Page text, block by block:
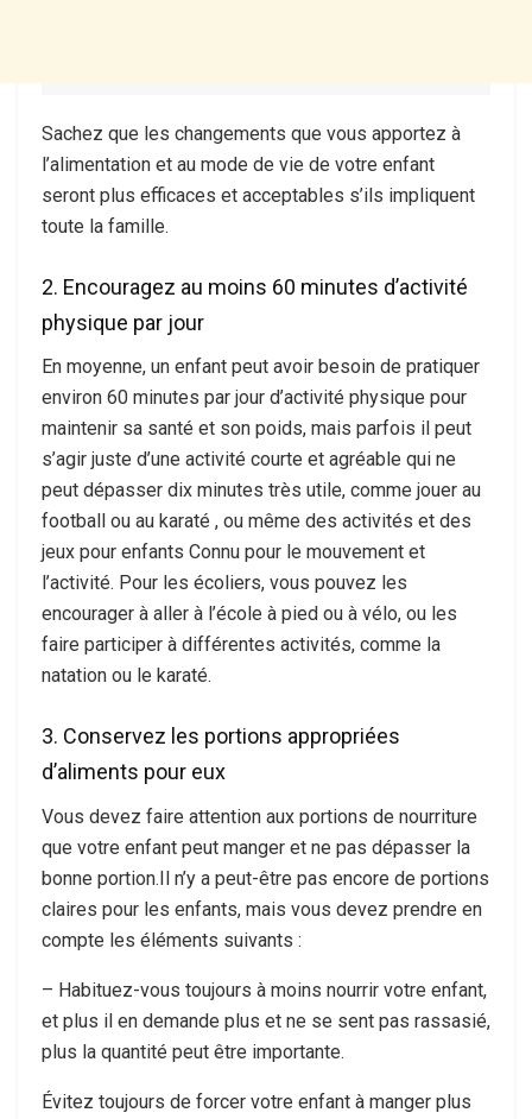
Sachez que les changements que vous apportez à
l’alimentation et au mode de vie de votre enfant
seront plus efficaces et acceptables s’ils impliquent
toute la famille.
2. Encouragez au moins 60 minutes d’activité
physique par jour
En moyenne, un enfant peut avoir besoin de pratiquer
environ 60 minutes par jour d’activité physique pour
maintenir sa santé et son poids, mais parfois il peut
s’agir juste d’une activité courte et agréable qui ne
peut dépasser dix minutes très utile, comme jouer au
football ou au karaté , ou même des activités et des
jeux pour enfants Connu pour le mouvement et
l’activité. Pour les écoliers, vous pouvez les
encourager à aller à l’école à pied ou à vélo, ou les
faire participer à différentes activités, comme la
natation ou le karaté.
3. Conservez les portions appropriées
d’aliments pour eux
Vous devez faire attention aux portions de nourriture
que votre enfant peut manger et ne pas dépasser la
bonne portion.Il n’y a peut-être pas encore de portions
claires pour les enfants, mais vous devez prendre en
compte les éléments suivants :
– Habituez-vous toujours à moins nourrir votre enfant,
et plus il en demande plus et ne se sent pas rassasié,
plus la quantité peut être importante.
Évitez toujours de forcer votre enfant à manger plus